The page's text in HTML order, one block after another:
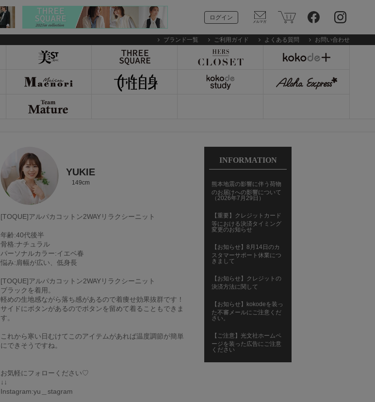
ログイン
ブランド一覧 ご利用ガイド よくある質問 お問い合わせ
YUKIE
149cm
[TOQUE]アルパカコットン2WAYリラクシーニット
年齢:40代後半
骨格:ナチュラル
パーソナルカラー:イエベ春
悩み:肩幅が広い、低身長
[TOQUE]アルパカコットン2WAYリラクシーニット
ブラックを着用。
軽めの生地感ながら落ち感があるので着痩せ効果抜群です！
サイドにボタンがあるのでボタンを留めて着ることもできま
す。
これから寒い日むけてこのアイテムがあれば温度調節が簡単
にできそうですね。
お気軽にフォローください♡
↓↓
Instagram:yu＿stagram
INFORMATION
熊本地震の影響に伴う荷物
のお届けへの影響について
（2026年7月29日）
【重要】クレジットカード
等における決済タイミング
変更のお知らせ
【お知らせ】8月14日のカ
スタマーサポート休業につ
きまして
【お知らせ】クレジットの
決済方法に関して
【お知らせ】kokodeを装っ
た不審メールにご注意くだ
さい。
【ご注意】光文社ホームペ
ージを装った広告にご注意
ください